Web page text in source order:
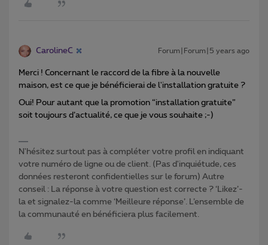
CarolineC Forum|Forum|5 years ago
Merci ! Concernant le raccord de la fibre à la nouvelle
maison, est ce que je bénéficierai de l'installation gratuite ?
Oui! Pour autant que la promotion “installation gratuite”
soit toujours d’actualité, ce que je vous souhaite ;-)
N'hésitez surtout pas à compléter votre profil en indiquant
votre numéro de ligne ou de client. (Pas d'inquiétude, ces
données resteront confidentielles sur le forum) Autre
conseil : La réponse à votre question est correcte ? ‘Likez’-
la et signalez-la comme ‘Meilleure réponse’. L’ensemble de
la communauté en bénéficiera plus facilement.